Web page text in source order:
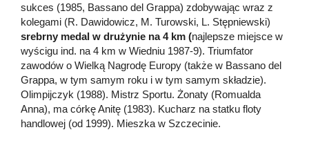
sukces (1985, Bassano del Grappa) zdobywając wraz z
kolegami (R. Dawidowicz, M. Turowski, L. Stępniewski)
srebrny medal w drużynie na 4 km (najlepsze miejsce w
wyścigu ind. na 4 km w Wiedniu 1987-9). Triumfator
zawodów o Wielką Nagrodę Europy (także w Bassano del
Grappa, w tym samym roku i w tym samym składzie).
Olimpijczyk (1988). Mistrz Sportu. Żonaty (Romualda
Anna), ma córkę Anitę (1983). Kucharz na statku floty
handlowej (od 1999). Mieszka w Szczecinie.